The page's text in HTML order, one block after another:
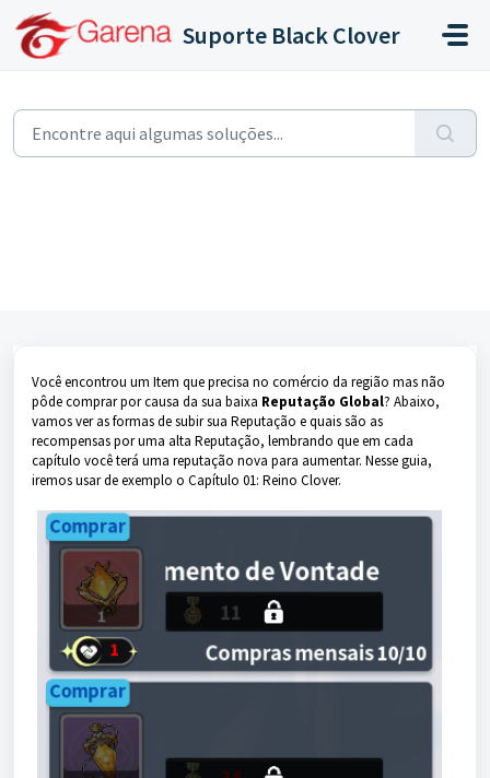
Ir para o conteúdo principal
Suporte Black Clover
Você encontrou um Item que precisa no comércio da região mas não
pôde comprar por causa da sua baixa Reputação Global? Abaixo,
vamos ver as formas de subir sua Reputação e quais são as
recompensas por uma alta Reputação, lembrando que em cada
capítulo você terá uma reputação nova para aumentar. Nesse guia,
iremos usar de exemplo o Capítulo 01: Reino Clover.